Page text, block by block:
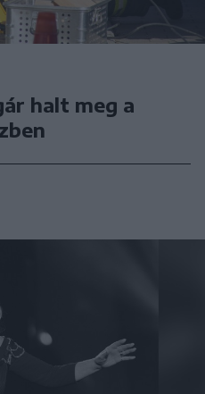
halt meg a